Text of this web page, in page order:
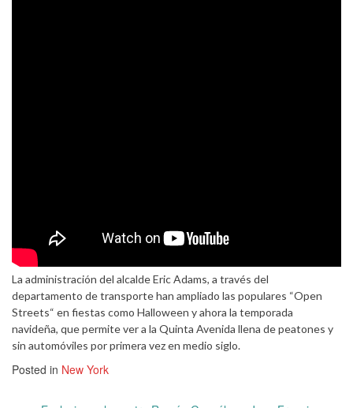
La administración del alcalde Eric Adams, a través del
departamento de transporte han ampliado las populares “Open
Streets“ en fiestas como Halloween y ahora la temporada
navideña, que permite ver a la Quinta Avenida llena de peatones y
sin automóviles por primera vez en medio siglo.
Posted in New York